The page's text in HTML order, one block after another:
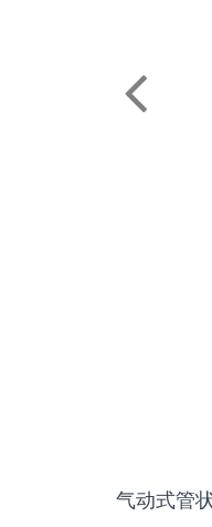
气动式管